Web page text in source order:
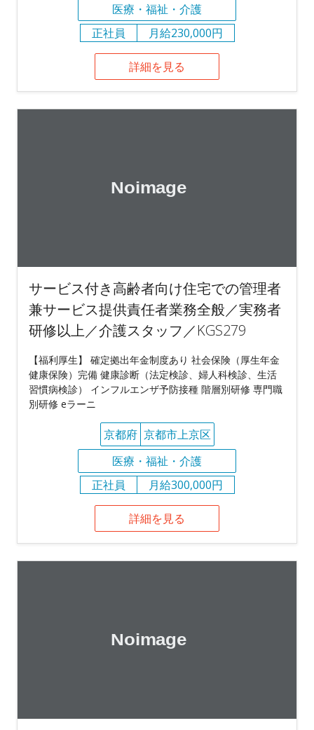
医療・福祉・介護
正社員
月給230,000円
詳細を見る
サービス付き高齢者向け住宅での管理者
兼サービス提供責任者業務全般／実務者
研修以上／介護スタッフ／KGS279
【福利厚生】 確定拠出年金制度あり 社会保険（厚生年金
健康保険）完備 健康診断（法定検診、婦人科検診、生活
習慣病検診） インフルエンザ予防接種 階層別研修 専門職
別研修 eラーニ
京都府 京都市上京区
医療・福祉・介護
正社員
月給300,000円
詳細を見る